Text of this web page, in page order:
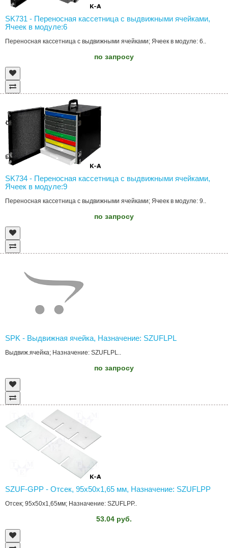
SK731 - Переносная кассетница с выдвижными ячейками,
Ячеек в модуле:6
Переносная кассетница с выдвижными ячейками; Ячеек в модуле: 6..
по запросу
SK734 - Переносная кассетница с выдвижными ячейками,
Ячеек в модуле:9
Переносная кассетница с выдвижными ячейками; Ячеек в модуле: 9..
по запросу
SPK - Выдвижная ячейка, Назначение: SZUFLPL
Выдвиж.ячейка; Назначение: SZUFLPL..
по запросу
SZUF-GPP - Отсек, 95x50x1,65 мм, Назначение: SZUFLPP
Отсек; 95x50x1,65мм; Назначение: SZUFLPP..
53.04 руб.